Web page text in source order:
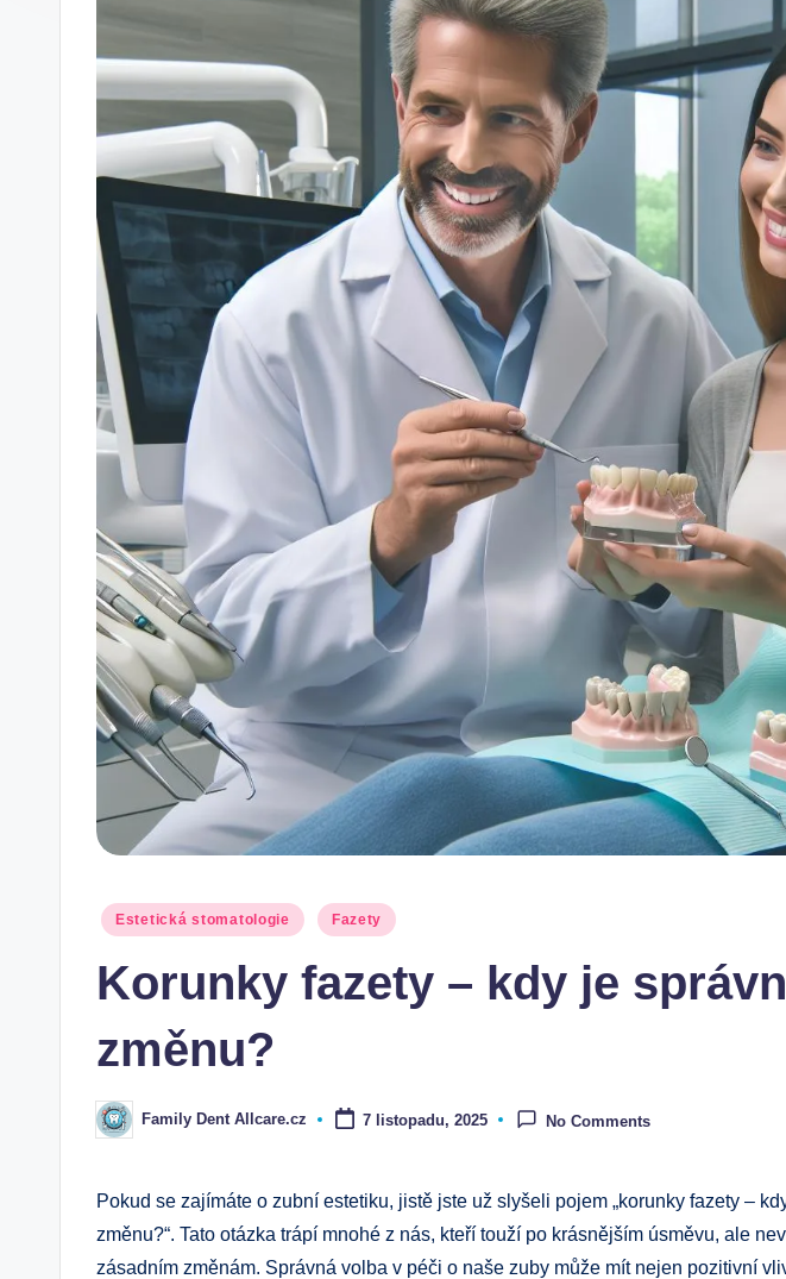
Posted
Estetická stomatologie Fazety
Korunky fazety – kdy je
změnu?
Posted
by
Family Dent Allcare.cz 7 listopadu, 2025 No Comments
Pokud se ‍zajímáte o zubní ⁢estetiku, jistě jste​ už slyšeli pojem „korunky fazety⁤ –
změnu?“.​ Tato ⁤otázka trápí mnohé⁣ z ‍nás, kteří‍ touží po krásnějším‌ úsměvu, ale
zásadním změnám. Správná volba v péči o naše zuby může mít nejen pozitivní